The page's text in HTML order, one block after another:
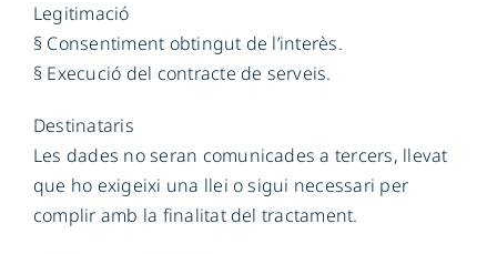
Legitimació
§ Consentiment obtingut de l’interès.
§ Execució del contracte de serveis.
Destinataris
Les dades no seran comunicades a tercers, llevat
que ho exigeixi una llei o sigui necessari per
complir amb la finalitat del tractament.